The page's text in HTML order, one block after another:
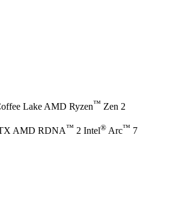
Lake AMD Ryzen™ Zen 2
AMD RDNA™ 2 Intel® Arc™ 7